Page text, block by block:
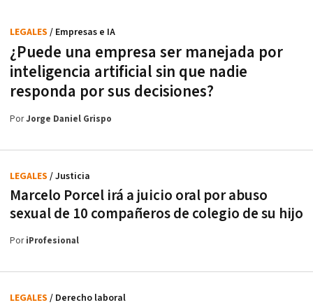
¿Puede una empresa ser manejada por
inteligencia artificial sin que nadie
responda por sus decisiones?
LEGALES / Empresas e IA
PorJorge Daniel Grispo
Marcelo Porcel irá a juicio oral por abuso
sexual de 10 compañeros de colegio de su hijo
LEGALES / Justicia
PoriProfesional
LEGALES / Derecho laboral